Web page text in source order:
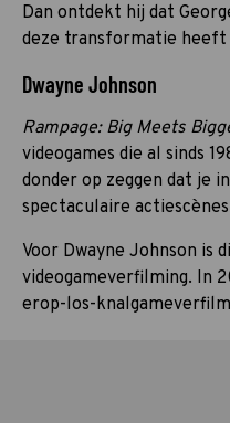
Dan ontdekt hij dat
deze transformatie heeft
Dwayne Johnson
Rampage: Big Meets
videogames die al sinds
donder op zeggen dat je
spectaculaire
Voor Dwayne Johnson is
videogameverfilming. In
erop-los-